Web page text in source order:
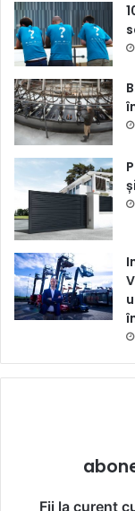
Fii la curent